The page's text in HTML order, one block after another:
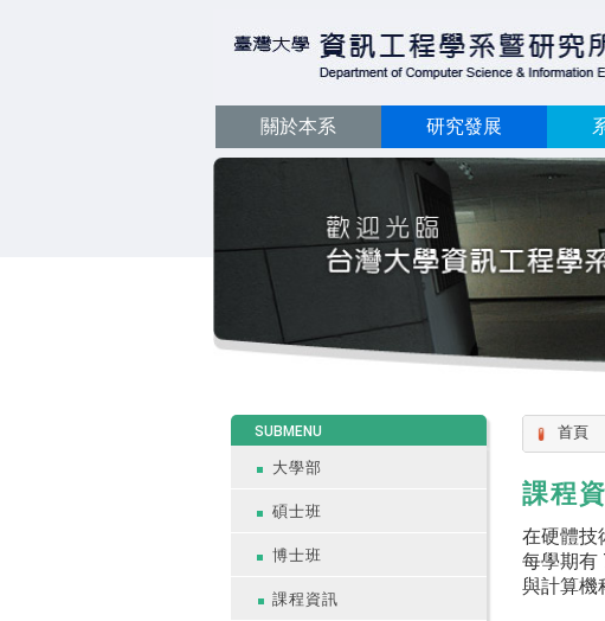
關於本系 研究發展
SUBMENU
大學部
碩士班
博士班
課程資訊
首頁
課程
在硬體技
每學期有
與計算機